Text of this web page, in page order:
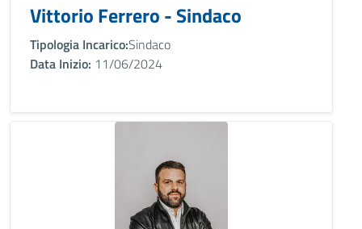
Vittorio Ferrero - Sindaco
Tipologia Incarico:Sindaco
Data Inizio: 11/06/2024